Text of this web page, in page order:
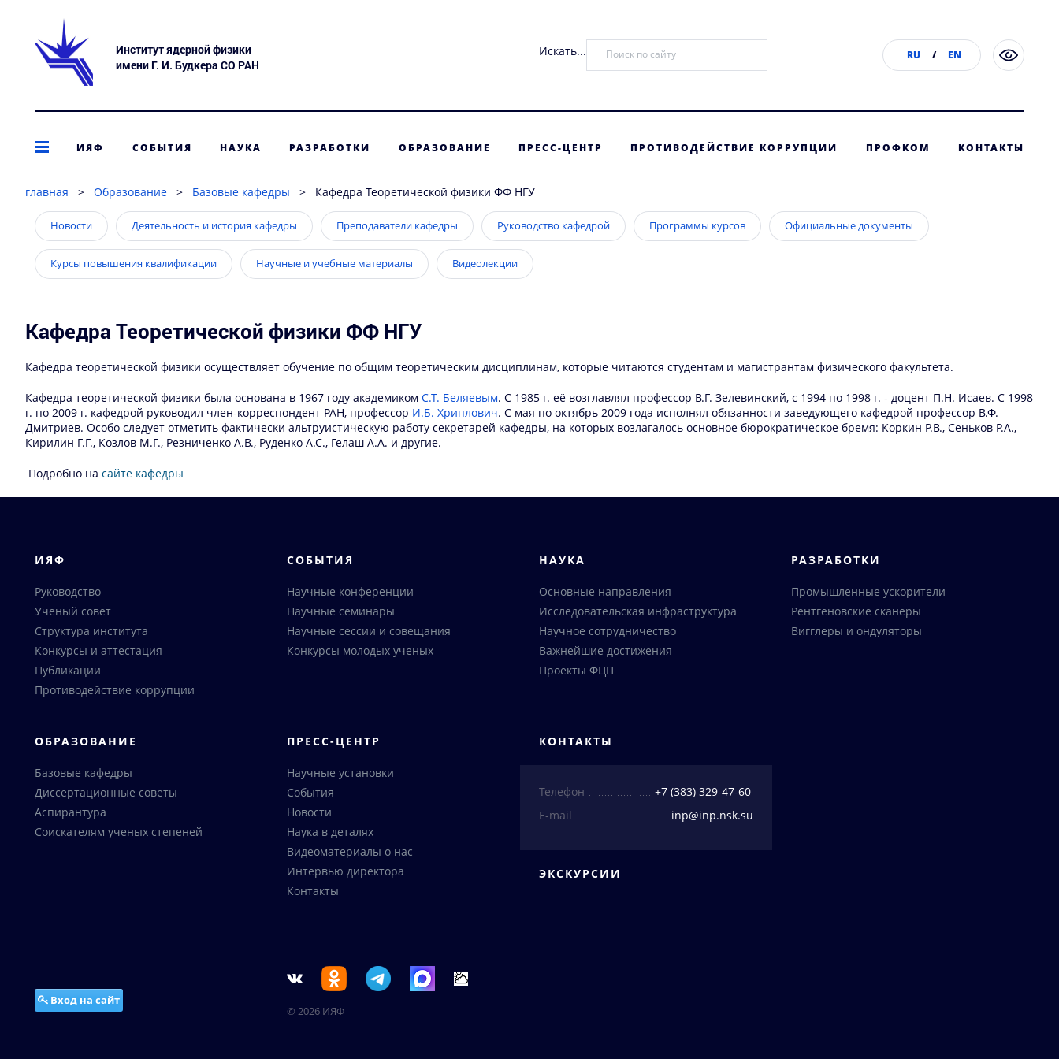
Институт ядерной физики
имени Г. И. Будкера СО РАН
RU / EN
Искать...
ИЯФ СОБЫТИЯ НАУКА РАЗРАБОТКИ ОБРАЗОВАНИЕ ПРЕСС-ЦЕНТР ПРОТИВОДЕЙСТВИЕ КОРРУПЦИИ ПРОФКОМ КОНТАКТЫ
главная > Образование > Базовые кафедры > Кафедра Теоретической физики ФФ НГУ
Новости Деятельность и история кафедры Преподаватели кафедры Руководство кафедрой Программы курсов Официальные документы
Курсы повышения квалификации Научные и учебные материалы Видеолекции
Кафедра Теоретической физики ФФ НГУ
Кафедра теоретической физики осуществляет обучение по общим теоретическим дисциплинам, которые читаются студентам и магистрантам физического факультета.
Кафедра теоретической физики была основана в 1967 году академиком С.Т. Беляевым. С 1985 г. её возглавлял профессор В.Г. Зелевинский, с 1994 по 1998 г. - доцент П.Н. Исаев. С 1998
г. по 2009 г. кафедрой руководил член-корреспондент РАН, профессор И.Б. Хриплович. С мая по октябрь 2009 года исполнял обязанности заведующего кафедрой профессор В.Ф.
Дмитриев. Особо следует отметить фактически альтруистическую работу секретарей кафедры, на которых возлагалось основное бюрократическое бремя: Коркин Р.В., Сеньков Р.А.,
Кирилин Г.Г., Козлов М.Г., Резниченко А.В., Руденко А.С., Гелаш А.А. и другие.
Подробно на сайте кафедры
ИЯФ
Руководство
Ученый совет
Структура института
Конкурсы и аттестация
Публикации
Противодействие коррупции
СОБЫТИЯ
Научные конференции
Научные семинары
Научные сессии и совещания
Конкурсы молодых ученых
НАУКА
Основные направления
Исследовательская инфраструктура
Научное сотрудничество
Важнейшие достижения
Проекты ФЦП
РАЗРАБОТКИ
Промышленные ускорители
Рентгеновские сканеры
Вигглеры и ондуляторы
ОБРАЗОВАНИЕ
Базовые кафедры
Диссертационные советы
Аспирантура
Соискателям ученых степеней
ПРЕСС-ЦЕНТР
Научные установки
События
Новости
Наука в деталях
Видеоматериалы о нас
Интервью директора
Контакты
КОНТАКТЫ
Телефон
+7 (383) 329-47-60
E-mail
inp@inp.nsk.su
ЭКСКУРСИИ
Вход на сайт
© 2026 ИЯФ